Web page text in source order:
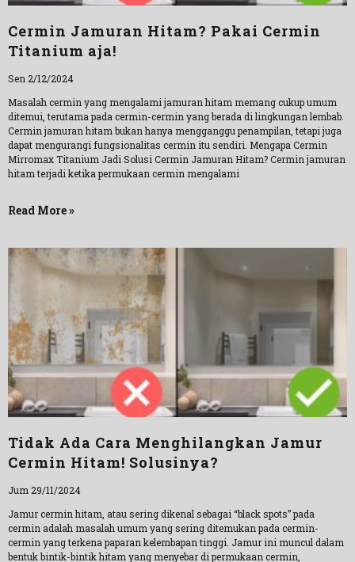
Cermin Jamuran Hitam? Pakai Cermin
Titanium aja!
Sen 2/12/2024
Masalah cermin yang mengalami jamuran hitam memang cukup umum
ditemui, terutama pada cermin-cermin yang berada di lingkungan lembab.
Cermin jamuran hitam bukan hanya mengganggu penampilan, tetapi juga
dapat mengurangi fungsionalitas cermin itu sendiri. Mengapa Cermin
Mirromax Titanium Jadi Solusi Cermin Jamuran Hitam? Cermin jamuran
hitam terjadi ketika permukaan cermin mengalami
Read More »
Tidak Ada Cara Menghilangkan Jamur
Cermin Hitam! Solusinya?
Jum 29/11/2024
Jamur cermin hitam, atau sering dikenal sebagai “black spots” pada
cermin adalah masalah umum yang sering ditemukan pada cermin-
cermin yang terkena paparan kelembapan tinggi. Jamur ini muncul dalam
bentuk bintik-bintik hitam yang menyebar di permukaan cermin,